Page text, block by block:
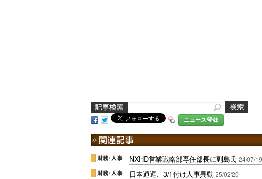
ニュース登録
NXHD営業戦略部専任部長に副島氏 24/07/19
日本通運、3/1付け人事異動 25/02/20